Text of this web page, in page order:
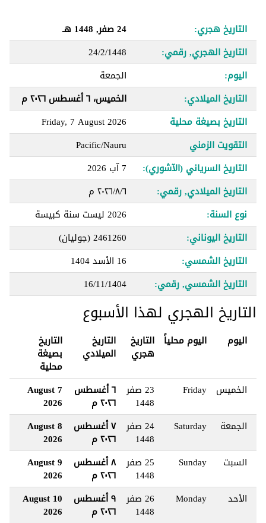
التاريخ هجري:
24 صفر, 1448 هـ
التاريخ الهجري, رقمي:
24/2/1448
اليوم:
الجمعة
التاريخ الميلادي:
الخميس، ٦ أغسطس ٢٠٢٦ م
التاريخ بصيغة محلية
Friday, 7 August 2026
التقويت الزمني
Pacific/Nauru
التاريخ السرياني (الآشوري):
7 آب 2026
التاريخ الميلادي, رقمي:
٦‏/٨‏/٢٠٢٦ م
نوع السنة:
2026 ليست سنة كبيسة
التاريخ اليوناني:
2461260 (جوليان)
التاريخ الشمسي:
16 الأسد 1404
التاريخ الشمسي, رقمي:
16/11/1404
التاريخ الهجري لهذا الأسبوع
اليوم اليوم محلياً التاريخ
هجري
التاريخ
الميلادي
التاريخ
بصيغة
محلية
الخميس
Friday 23 صفر
1448
٦ أغسطس
٢٠٢٦ م
7 August
2026
الجمعة
Saturday 24 صفر
1448
٧ أغسطس
٢٠٢٦ م
8 August
2026
السبت
Sunday 25 صفر
1448
٨ أغسطس
٢٠٢٦ م
9 August
2026
الأحد
Monday 26 صفر
1448
٩ أغسطس
٢٠٢٦ م
10 August
2026